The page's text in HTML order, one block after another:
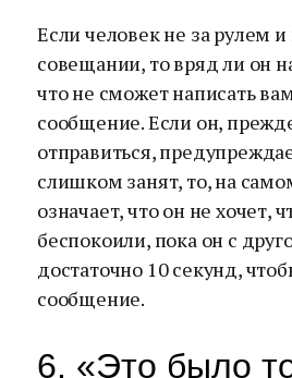
Если человек не за рулем
совещании, то вряд ли он
что не сможет написать
сообщение. Если он,
отправиться,
слишком занят, то, на
означает, что он не хочет,
беспокоили, пока он с
достаточно 10 секунд,
сообщение.
6. «Это было